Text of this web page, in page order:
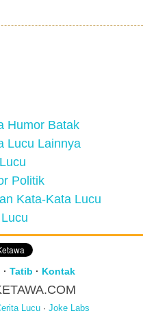
Humor Batak
Lucu Lainnya
Politik
Kata-Kata Lucu
· Tatib · Kontak
Lucu · Joke Labs